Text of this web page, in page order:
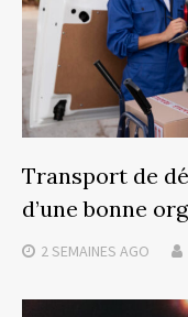
Transport de
d’une bonne
2 SEMAINES AGO